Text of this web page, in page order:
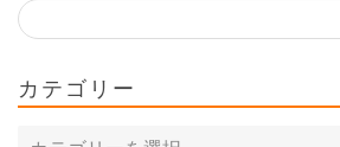
カテゴリー